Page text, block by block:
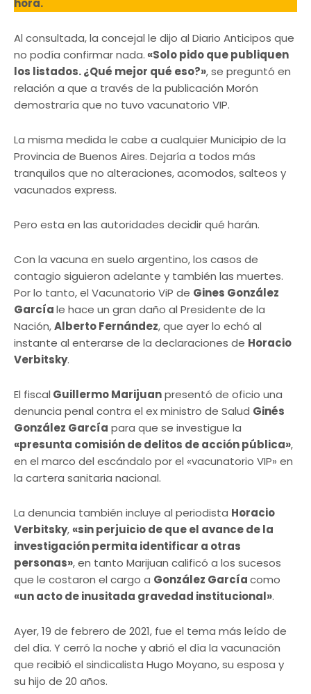
hora.
Al consultada, la concejal le dijo al Diario Anticipos que
no podía confirmar nada. «Solo pido que publiquen
los listados. ¿Qué mejor qué eso?», se preguntó en
relación a que a través de la publicación Morón
demostraría que no tuvo vacunatorio VIP.
La misma medida le cabe a cualquier Municipio de la
Provincia de Buenos Aires. Dejaría a todos más
tranquilos que no alteraciones, acomodos, salteos y
vacunados express.
Pero esta en las autoridades decidir qué harán.
Con la vacuna en suelo argentino, los casos de
contagio siguieron adelante y también las muertes.
Por lo tanto, el Vacunatorio ViP de Gines González
Garcíale hace un gran daño al Presidente de la
Nación,Alberto Fernández, que ayer lo echó al
instante al enterarse de la declaraciones de Horacio
Verbitsky.
El fiscal Guillermo Marijuanpresentó de oficio una
denuncia penal contra el ex ministro de Salud Ginés
González García para que se investigue la
«presunta comisión de delitos de acción pública»,
en el marco del escándalo por el «vacunatorio VIP» en
la cartera sanitaria nacional.
La denuncia también incluye al periodista Horacio
Verbitsky, «sin perjuicio de que el avance de la
investigación permita identificar a otras
personas», en tanto Marijuan calificó a los sucesos
que le costaron el cargo a González Garcíacomo
«un acto de inusitada gravedad institucional».
Ayer, 19 de febrero de 2021, fue el tema más leído de
del día. Y cerró la noche y abrió el día la vacunación
que recibió el sindicalista Hugo Moyano, su esposa y
su hijo de 20 años.